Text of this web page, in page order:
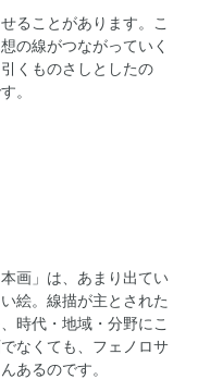
ることがあります。こ
の線がつながっていく
くものさしとしたの
。
画」は、あまり出てい
絵。線描が主とされた
時代・地域・分野にこ
なくても、フェノロサ
あるのです。